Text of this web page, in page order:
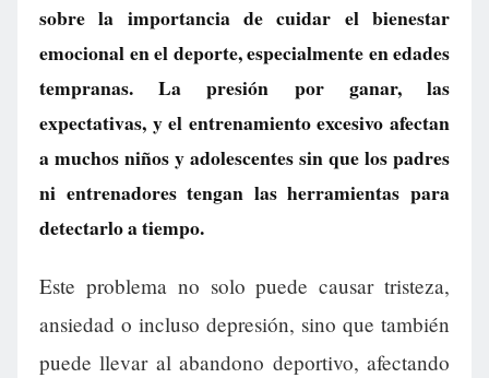
sobre la importancia de cuidar el bienestar
emocional en el deporte, especialmente en edades
tempranas. La presión por ganar, las
expectativas, y el entrenamiento excesivo afectan
a muchos niños y adolescentes sin que los padres
ni entrenadores tengan las herramientas para
detectarlo a tiempo.
Este problema no solo puede causar tristeza,
ansiedad o incluso depresión, sino que también
puede llevar al abandono deportivo, afectando